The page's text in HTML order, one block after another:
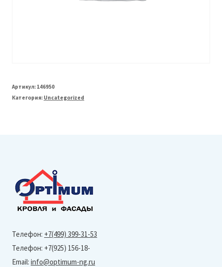
Артикул: 146950
Категория: Uncategorized
Телефон: +7(499) 399-31-53
Телефон: +7(925) 156-18-
Email: info@optimum-ng.ru